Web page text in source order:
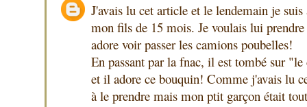
J'avais lu cet article et le lendemain je
mon fils de 15 mois. Je voulais lui
adore voir passer les camions poubelles!
En passant par la fnac, il est tombé sur
et il adore ce bouquin! Comme j'avais lu
à le prendre mais mon ptit garçon était